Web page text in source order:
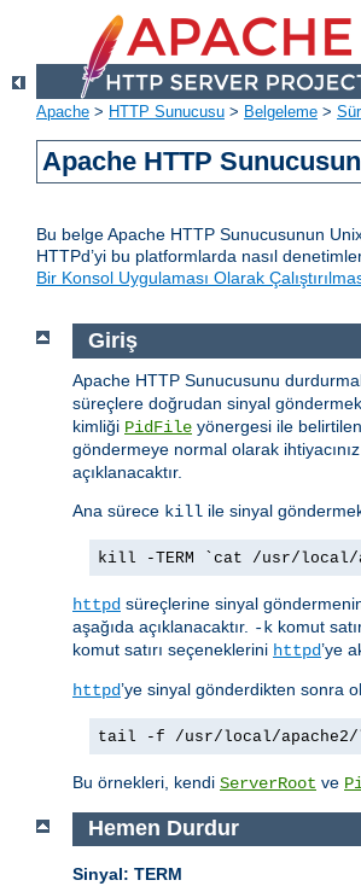
Apache > HTTP Sunucusu > Belgeleme >
Apache HTTP
Bu belge Apache HTTP Sunucusunun
HTTPd’yi bu platformlarda nasıl
Bir Konsol Uygulaması Olarak
Giriş
Apache HTTP Sunucusunu
süreçlere doğrudan sinyal
kimliği PidFile yönergesi ile
göndermeye normal olarak
açıklanacaktır.
Ana sürece kill ile sinyal
kill -TERM `cat /usr/local/
httpd süreçlerine sinyal
aşağıda açıklanacaktır. -k komut
komut satırı seçeneklerini httpd’ye
httpd’ye sinyal gönderdikten sonra
tail -f /usr/local/apache2/
Bu örnekleri, kendi ServerRoot ve
Hemen Durdur
Sinyal: TERM